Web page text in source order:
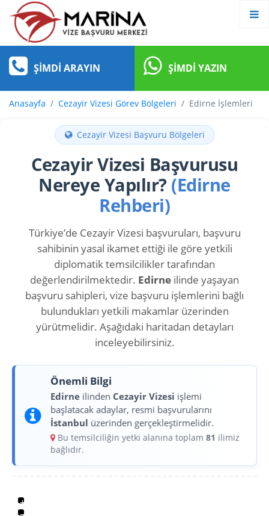
ŞIMDI ARAYIN ŞIMDI YAZIN
Anasayfa Cezayir Vizesi Görev Bölgeleri Edirne İşlemleri
Cezayir Vizesi Başvuru Bölgeleri
Cezayir Vizesi Başvurusu
Nereye Yapılır? (Edirne
Rehberi)
Türkiye’de Cezayir Vizesi başvuruları, başvuru
sahibinin yasal ikamet ettiği ile göre yetkili
diplomatik temsilcilikler tarafından
değerlendirilmektedir. Edirne ilinde yaşayan
başvuru sahipleri, vize başvuru işlemlerini bağlı
bulundukları yetkili makamlar üzerinden
yürütmelidir. Aşağıdaki haritadan detayları
inceleyebilirsiniz.
Önemli Bilgi
Edirne ilinden Cezayir Vizesi işlemi
başlatacak adaylar, resmi başvurularını
İstanbul üzerinden gerçekleştirmelidir.
Bu temsilciliğin yetki alanına toplam 81 ilimiz
bağlıdır.
+